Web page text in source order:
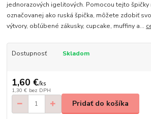
jednorazových igelitových. Pomocou tejto špičky
označovanej ako ruská špička, môžete zdobiť
výtvory, obľúbené zákusky, cupcake, muffiny a...
Dostupnosť Skladom
1,60 €/ks
1,30 € bez DPH
Pridať do košíka